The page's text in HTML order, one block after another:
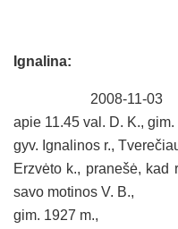
Ignalina:
2008-11-03
apie 11.45 val. D. K., gim.
gyv. Ignalinos r.,
Erzvėto k., pranešė, kad
savo motinos V. B.,
gim. 1927 m.,